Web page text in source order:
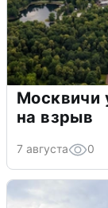
Москвичи
на взрыв
7 августа 0